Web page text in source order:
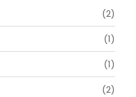
(2)
(1)
(1)
(2)